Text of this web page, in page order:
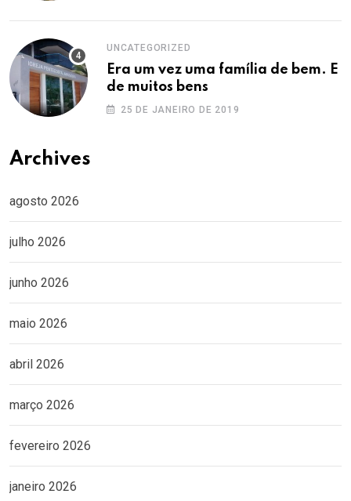
UNCATEGORIZED
Era um vez uma família de bem. E
de muitos bens
25 DE JANEIRO DE 2019
Archives
agosto 2026
julho 2026
junho 2026
maio 2026
abril 2026
março 2026
fevereiro 2026
janeiro 2026